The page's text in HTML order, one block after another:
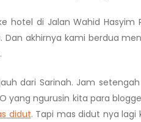
hotel di Jalan Wahid Hasyim
Dan akhirnya kami berdua
dari Sarinah. Jam
yang ngurusin kita para
didut. Tapi mas didut nya lagi